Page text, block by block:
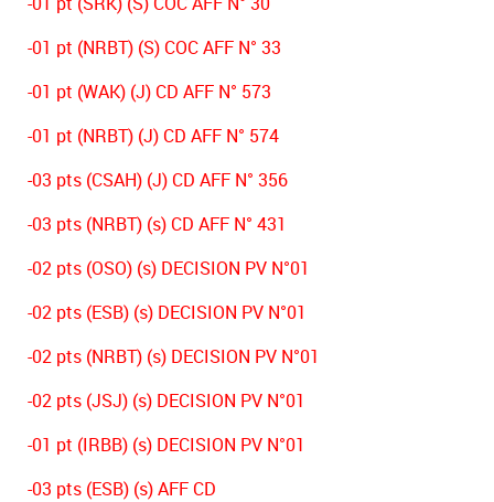
-01 pt (NRBT) (S) COC AFF N° 33
-01 pt (WAK) (J) CD AFF N° 573
-01 pt (NRBT) (J) CD AFF N° 574
-03 pts (CSAH) (J) CD AFF N° 356
-03 pts (NRBT) (s) CD AFF N° 431
-02 pts (OSO) (s) DECISION PV N°01
-02 pts (ESB) (s) DECISION PV N°01
-02 pts (NRBT) (s) DECISION PV N°01
-02 pts (JSJ) (s) DECISION PV N°01
-01 pt (IRBB) (s) DECISION PV N°01
-03 pts (ESB) (s) AFF CD